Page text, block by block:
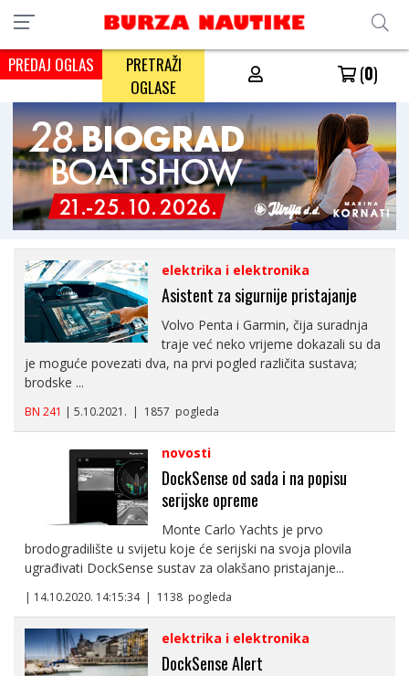
PREDAJ OGLAS
PRETRAŽI
OGLASE
(0)
elektrika i elektronika
Asistent za sigurnije pristajanje
Volvo Penta i Garmin, čija suradnja
traje već neko vrijeme dokazali su da
je moguće povezati dva, na prvi pogled različita sustava;
brodske ...
BN 241 | 5.10.2021. | 1857 pogleda
novosti
DockSense od sada i na popisu
serijske opreme
Monte Carlo Yachts je prvo
brodogradilište u svijetu koje će serijski na svoja plovila
ugrađivati DockSense sustav za olakšano pristajanje...
| 14.10.2020. 14:15:34 | 1138 pogleda
elektrika i elektronika
DockSense Alert